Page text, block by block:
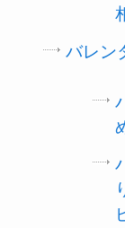
バレン